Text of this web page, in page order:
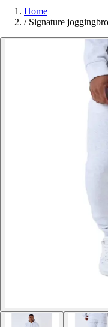
Home
/ Signature